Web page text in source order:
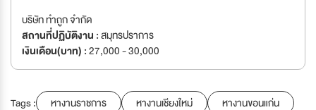
บริษัท ทำถูก จำกัด
สถานที่ปฏิบัติงาน :สมุทรปราการ
เงินเดือน(บาท) :27,000 - 30,000
Tags : หางานราชการ หางานเชียงใหม่
หางานขอนแก่น